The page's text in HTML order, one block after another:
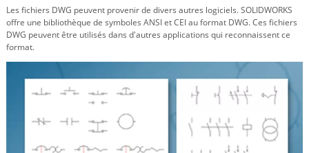
Les fichiers DWG peuvent provenir de divers autres logiciels. SOLIDWORKS
offre une bibliothèque de symboles ANSI et CEI au format DWG. Ces fichiers
DWG peuvent être utilisés dans d'autres applications qui reconnaissent ce
format.